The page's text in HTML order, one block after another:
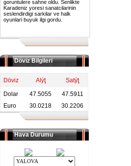
goruntulere sahne oldu. Senlikte
Karadeniz yoresi sanatcilarinin
seslendirdigi sarkilar ve halk
oyunlari buyuk ilgi gordu.
Döviz Bilgileri
Döviz Alýţ
Satýţ
Dolar
47.5055
47.5911
Euro
30.0218 30.2206
Hava Durumu